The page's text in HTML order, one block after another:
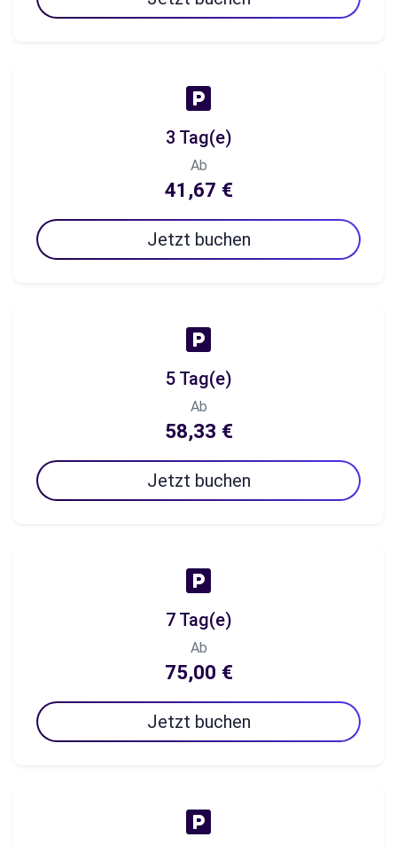
3 Tag(e)
Ab
41,67 €
Jetzt buchen
5 Tag(e)
Ab
58,33 €
Jetzt buchen
7 Tag(e)
Ab
75,00 €
Jetzt buchen